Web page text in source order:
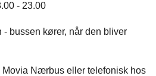
- 23.00
- bussen kører, når den bliver
Nærbus eller telefonisk hos